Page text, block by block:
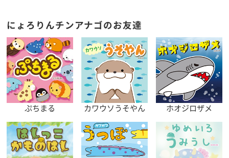
にょろりんチンアナゴのお友達
ぷちまる カワウソうそやん ホオジロザメ